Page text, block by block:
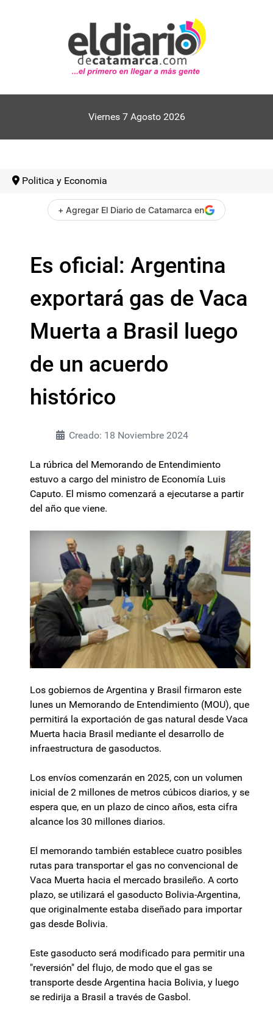
Viernes 7 Agosto 2026
Politica y Economia
+ Agregar El Diario de Catamarca en
Es oficial: Argentina
exportará gas de Vaca
Muerta a Brasil luego
de un acuerdo
histórico
Creado: 18 Noviembre 2024
La rúbrica del Memorando de Entendimiento
estuvo a cargo del ministro de Economía Luis
Caputo. El mismo comenzará a ejecutarse a partir
del año que viene.
Los gobiernos de Argentina y Brasil firmaron este
lunes un Memorando de Entendimiento (MOU), que
permitirá la exportación de gas natural desde Vaca
Muerta hacia Brasil mediante el desarrollo de
infraestructura de gasoductos.
Los envíos comenzarán en 2025, con un volumen
inicial de 2 millones de metros cúbicos diarios, y se
espera que, en un plazo de cinco años, esta cifra
alcance los 30 millones diarios.
El memorando también establece cuatro posibles
rutas para transportar el gas no convencional de
Vaca Muerta hacia el mercado brasileño. A corto
plazo, se utilizará el gasoducto Bolivia-Argentina,
que originalmente estaba diseñado para importar
gas desde Bolivia.
Este gasoducto será modificado para permitir una
"reversión" del flujo, de modo que el gas se
transporte desde Argentina hacia Bolivia, y luego
se redirija a Brasil a través de Gasbol.